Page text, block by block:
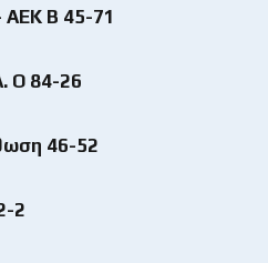
Β 45-71
Ο 84-26
46-52
2